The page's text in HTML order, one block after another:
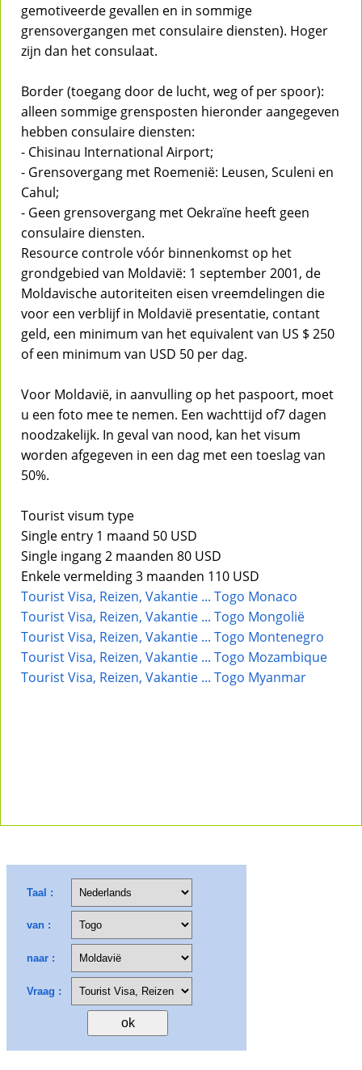
gemotiveerde gevallen en in sommige
grensovergangen met consulaire diensten). Hoger
zijn dan het consulaat.
Border (toegang door de lucht, weg of per spoor):
alleen sommige grensposten hieronder aangegeven
hebben consulaire diensten:
- Chisinau International Airport;
- Grensovergang met Roemenië: Leusen, Sculeni en
Cahul;
- Geen grensovergang met Oekraïne heeft geen
consulaire diensten.
Resource controle vóór binnenkomst op het
grondgebied van Moldavië: 1 september 2001, de
Moldavische autoriteiten eisen vreemdelingen die
voor een verblijf in Moldavië presentatie, contant
geld, een minimum van het equivalent van US $ 250
of een minimum van USD 50 per dag.
Voor Moldavië, in aanvulling op het paspoort, moet
u een foto mee te nemen. Een wachttijd of7 dagen
noodzakelijk. In geval van nood, kan het visum
worden afgegeven in een dag met een toeslag van
50%.
Tourist visum type
Single entry 1 maand 50 USD
Single ingang 2 maanden 80 USD
Enkele vermelding 3 maanden 110 USD
Tourist Visa, Reizen, Vakantie ... Togo Monaco
Tourist Visa, Reizen, Vakantie ... Togo Mongolië
Tourist Visa, Reizen, Vakantie ... Togo Montenegro
Tourist Visa, Reizen, Vakantie ... Togo Mozambique
Tourist Visa, Reizen, Vakantie ... Togo Myanmar